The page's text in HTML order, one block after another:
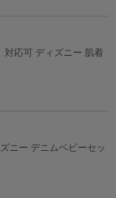
対応可 ディズニー 肌着
ニー デニムベビーセッ